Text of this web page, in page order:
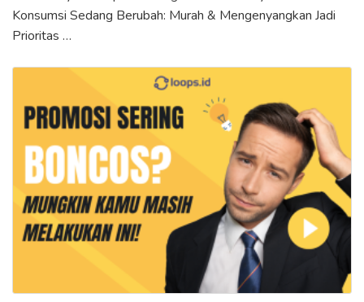
Konsumsi Sedang Berubah: Murah & Mengenyangkan Jadi
Prioritas …